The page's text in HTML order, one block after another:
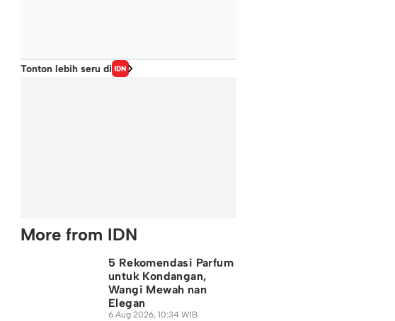
Tonton lebih seru di
More from IDN
5 Rekomendasi Parfum
untuk Kondangan,
Wangi Mewah nan
Elegan
6 Aug 2026, 10:34 WIB